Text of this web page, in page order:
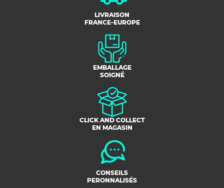
LIVRAISON
FRANCE-EUROPE
EMBALLAGE
SOIGNÉ
CLICK AND COLLECT
EN MAGASIN
CONSEILS
PERONNALISÉS